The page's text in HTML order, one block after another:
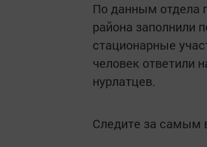
По данным отдела
района заполнили
стационарные
человек ответили
нурлатцев.
Следите за самым